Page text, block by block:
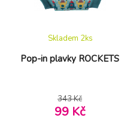
Pop-in plavky ROCKETS
Skladem 2ks
343 Kč
99 Kč